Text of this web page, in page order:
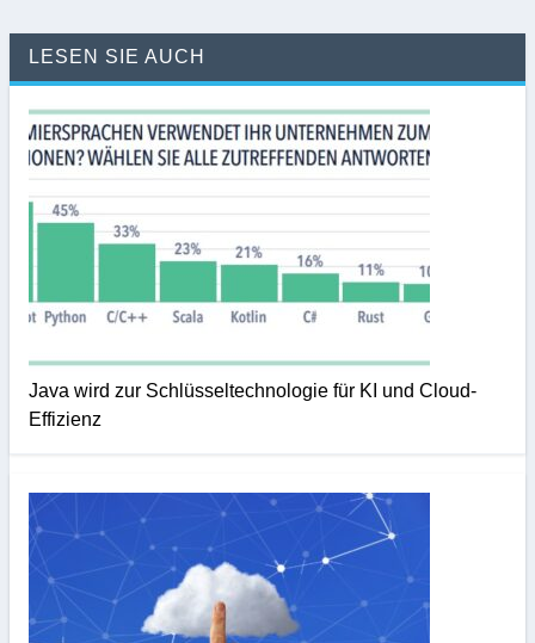
LESEN SIE AUCH
Java wird zur Schlüsseltechnologie für KI und Cloud-
Effizienz